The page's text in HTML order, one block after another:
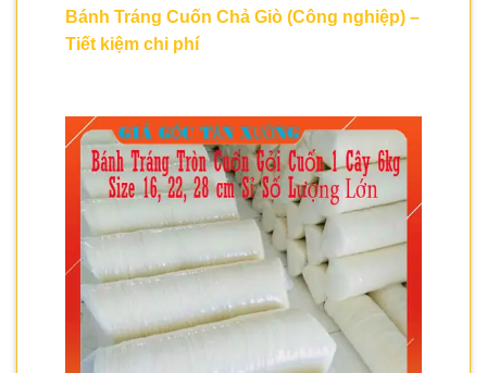
Bánh Tráng Cuốn Chả Giò (Công nghiệp) –
Tiết kiệm chi phí